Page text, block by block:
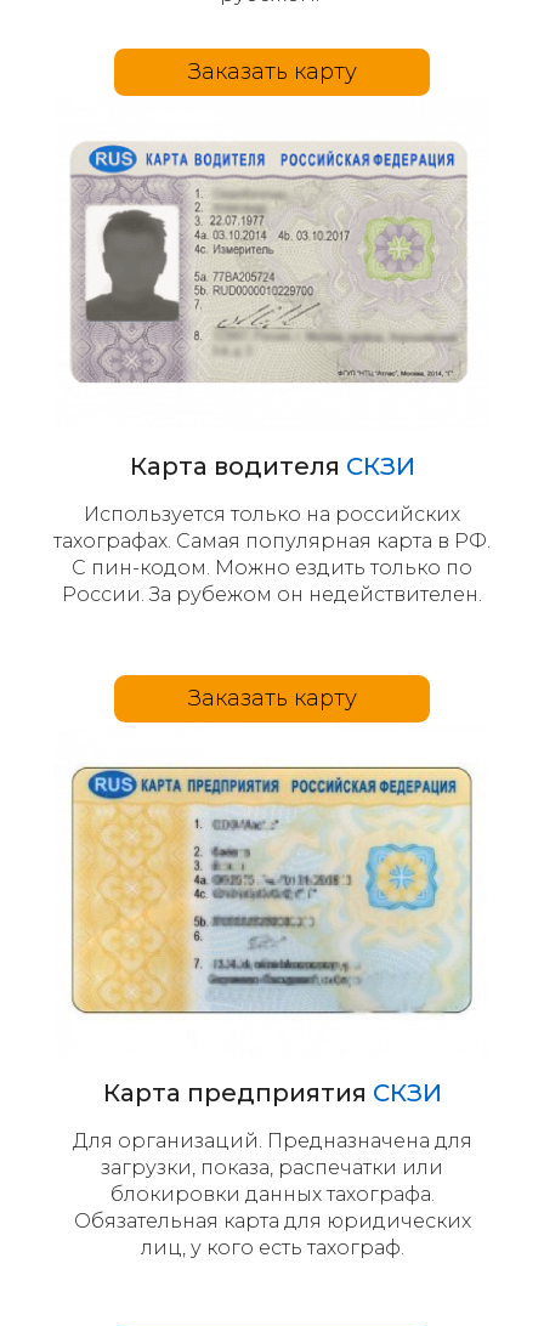
Заказать карту
Карта водителя СКЗИ
Используется только на российских
тахографах. Самая популярная карта в РФ.
С пин-кодом. Можно ездить только по
России. За рубежом он недействителен.
Заказать карту
Карта предприятия СКЗИ
Для организаций. Предназначена для
загрузки, показа, распечатки или
блокировки данных тахографа.
Обязательная карта для юридических
лиц, у кого есть тахограф.